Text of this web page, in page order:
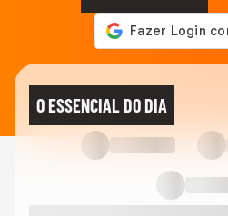
O ESSENCIAL DO DIA